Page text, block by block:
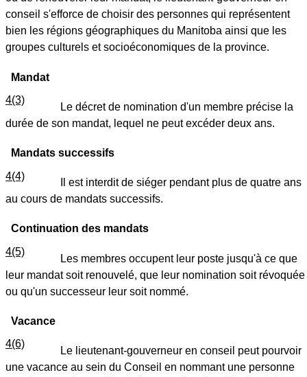
conseil s'efforce de choisir des personnes qui représentent
bien les régions géographiques du Manitoba ainsi que les
groupes culturels et socioéconomiques de la province.
Mandat
4(3)
Le décret de nomination d'un membre précise la
durée de son mandat, lequel ne peut excéder deux ans.
Mandats successifs
4(4)
Il est interdit de siéger pendant plus de quatre ans
au cours de mandats successifs.
Continuation des mandats
4(5)
Les membres occupent leur poste jusqu'à ce que
leur mandat soit renouvelé, que leur nomination soit révoquée
ou qu'un successeur leur soit nommé.
Vacance
4(6)
Le lieutenant-gouverneur en conseil peut pourvoir
une vacance au sein du Conseil en nommant une personne